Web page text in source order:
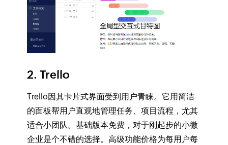
2. Trello
Trello因其卡片式界面受到用户青睐。它用简洁
的面板帮用户直观地管理任务、项目流程，尤其
适合小团队。基础版本免费，对于刚起步的小微
企业是个不错的选择。高级功能价格为每用户每